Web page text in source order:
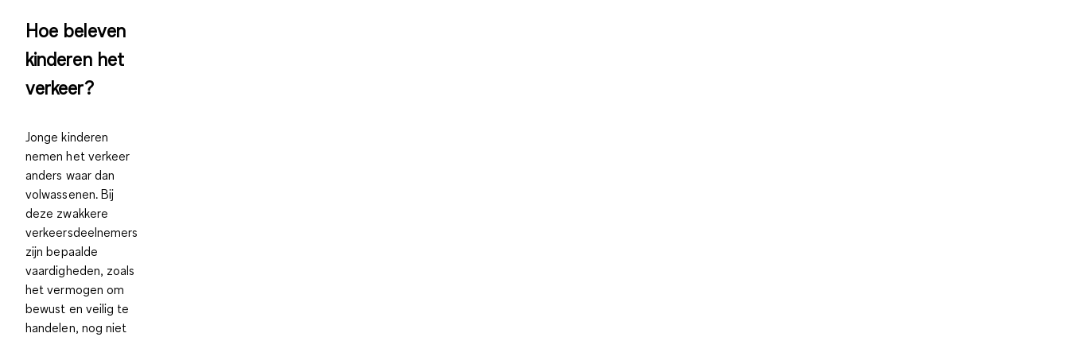
Hoe beleven
kinderen het
verkeer?
Jonge kinderen
nemen het verkeer
anders waar dan
volwassenen. Bij
deze zwakkere
verkeersdeelnemers
zijn bepaalde
vaardigheden, zoals
het vermogen om
bewust en veilig te
handelen, nog niet